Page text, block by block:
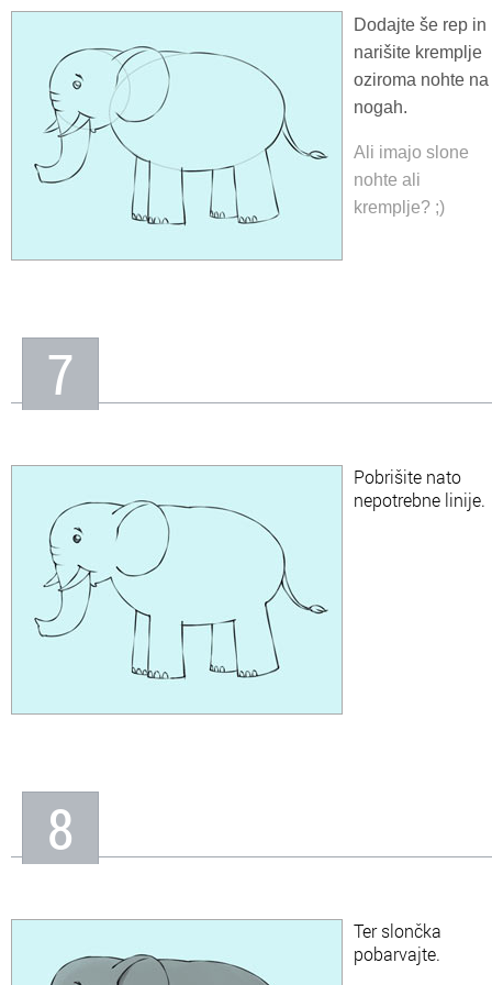
Dodajte še rep in
narišite kremplje
oziroma nohte na
nogah.
Ali imajo slone
nohte ali
kremplje? ;)
7
Pobrišite nato
nepotrebne linije.
8
Ter slončka
pobarvajte.